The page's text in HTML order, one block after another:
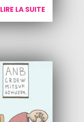
LIRE LA SUITE